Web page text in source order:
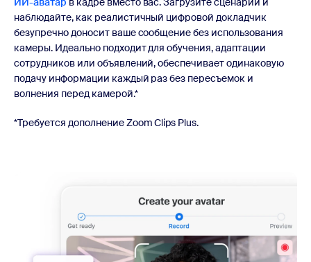
наблюдайте, как реалистичный цифровой докладчик
безупречно доносит ваше сообщение без использования
камеры. Идеально подходит для обучения, адаптации
сотрудников или объявлений, обеспечивает одинаковую
подачу информации каждый раз без пересъемок и
волнения перед камерой.*
*Требуется дополнение Zoom Clips Plus.